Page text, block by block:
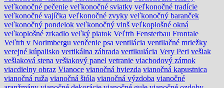
veľkonočné pečenie veľkonočné sviatky veľkonočné tradície
veľkonočné vajíčka veľkonočné zvyky veľkonočný baranček
veľkonočný pondelok veľkonočný vinš veľkoplošné okná
veľkoplošné zrkadlo veľký piatok Veľtrh Fensterbau Frontale
Veľtrh v Norimbergu venčenie psa ventilácia ventilačné mriežky
verejné kúpalisko vertikálna záhrada vertikulácia Very Peri vešiak
vešiaková stena vešiakový panel vetranie viacbodový zámok
viacdielny obraz Vianoce vianočná hviezda vianočná kapustnica
vianočná ruža vianočná štóla vianočná výzdoba vianočné